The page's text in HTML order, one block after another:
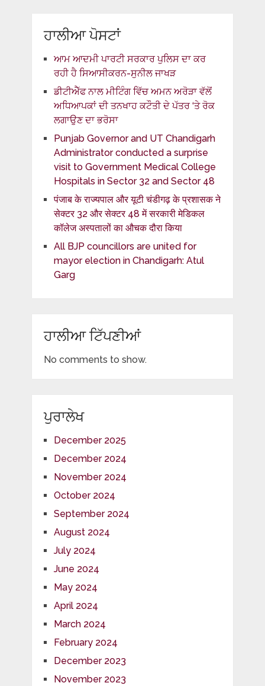
ਹਾਲੀਆ ਪੋਸਟਾਂ
ਆਮ ਆਦਮੀ ਪਾਰਟੀ ਸਰਕਾਰ ਪੁਲਿਸ ਦਾ ਕਰ
ਰਹੀ ਹੈ ਸਿਆਸੀਕਰਨ-ਸੁਨੀਲ ਜਾਖੜ
ਡੀਟੀਐੱਫ ਨਾਲ ਮੀਟਿੰਗ ਵਿੱਚ ਅਮਨ ਅਰੋੜਾ ਵੱਲੋਂ
ਅਧਿਆਪਕਾਂ ਦੀ ਤਨਖਾਹ ਕਟੌਤੀ ਦੇ ਪੱਤਰ ‘ਤੇ ਰੋਕ
ਲਗਾਉਣ ਦਾ ਭਰੋਸਾ
Punjab Governor and UT Chandigarh
Administrator conducted a surprise
visit to Government Medical College
Hospitals in Sector 32 and Sector 48
पंजाब के राज्यपाल और यूटी चंडीगढ़ के प्रशासक ने
सेक्टर 32 और सेक्टर 48 में सरकारी मेडिकल
कॉलेज अस्पतालों का औचक दौरा किया
All BJP councillors are united for
mayor election in Chandigarh: Atul
Garg
ਹਾਲੀਆ ਟਿੱਪਣੀਆਂ
No comments to show.
ਪੁਰਾਲੇਖ
December 2025
December 2024
November 2024
October 2024
September 2024
August 2024
July 2024
June 2024
May 2024
April 2024
March 2024
February 2024
December 2023
November 2023